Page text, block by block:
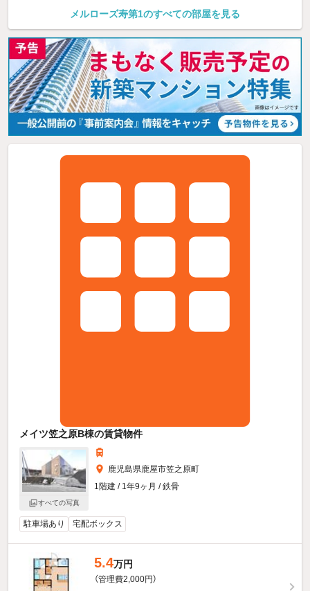
メルローズ寿第1のすべての部屋を見る
メイツ笠之原B棟の賃貸物件
すべての写真
鹿児島県鹿屋市笠之原町
1階建 / 1年9ヶ月 / 鉄骨
駐車場あり 宅配ボックス
5.4万円
（管理費2,000円）